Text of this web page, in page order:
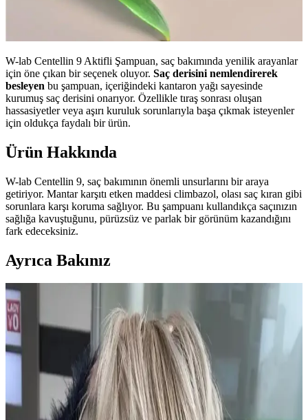
W-lab Centellin 9 Aktifli Şampuan, saç bakımında yenilik arayanlar
için öne çıkan bir seçenek oluyor. Saç derisini nemlendirerek
besleyen bu şampuan, içeriğindeki kantaron yağı sayesinde
kurumuş saç derisini onarıyor. Özellikle tıraş sonrası oluşan
hassasiyetler veya aşırı kuruluk sorunlarıyla başa çıkmak isteyenler
için oldukça faydalı bir ürün.
Ürün Hakkında
W-lab Centellin 9, saç bakımının önemli unsurlarını bir araya
getiriyor. Mantar karşıtı etken maddesi climbazol, olası saç kıran gibi
sorunlara karşı koruma sağlıyor. Bu şampuanı kullandıkça saçınızın
sağlığa kavuştuğunu, pürüzsüz ve parlak bir görünüm kazandığını
fark edeceksiniz.
Ayrıca Bakınız
2024 Kısa Saç Bakım ve Renk Trendleri ile
Şıklığınızı Yansıtın
2024 yılında kısa saçlar için doğal ve pastel tonlar öne çıkıyor.
Sağlıklı görünüm için düzenli bakım ve uygun renk seçimleriyle
şıklığınızı artırın.
Dermanew Ka<dı>nlara Özel Losyon: Doğal
İçeriklerle Saç Dökülmesine Karşı Etkili Çözüm